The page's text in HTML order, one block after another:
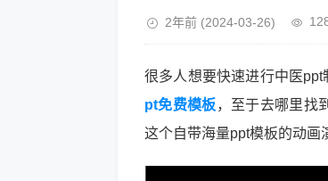
2年前 (2024-03-26)
很多人想要快速进行中医
pt免费模板，至于去哪里找
这个自带海量ppt模板的动画